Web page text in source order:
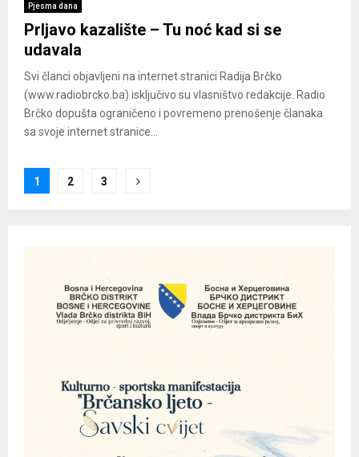
Pjesma dana
Prljavo kazalište – Tu noć kad si se
udavala
Svi članci objavljeni na internet stranici Radija Brčko
(www.radiobrcko.ba) isključivo su vlasništvo redakcije. Radio
Brčko dopušta ograničeno i povremeno prenošenje članaka
sa svoje internet stranice...
Posts
1 2 3